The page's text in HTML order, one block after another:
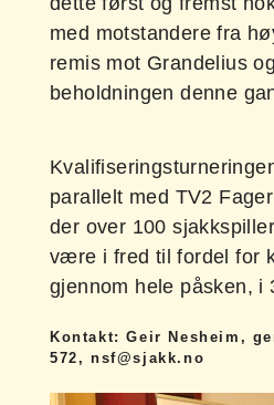
med motstandere fra
remis mot Grandelius
beholdningen denne
parallelt med TV2
der over 100
være i fred til fordel for
gjennom hele påsken, i
Kontakt: Geir Nesheim,
572, nsf@sjakk.no